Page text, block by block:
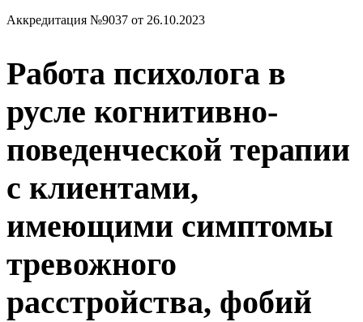
Аккредитация №9037 от 26.10.2023
Работа психолога в
русле когнитивно-
поведенческой терапии
с клиентами,
имеющими симптомы
тревожного
расстройства, фобий